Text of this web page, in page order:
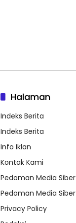
Halaman
Indeks Berita
Indeks Berita
Info Iklan
Kontak Kami
Pedoman Media Siber
Pedoman Media Siber
Privacy Policy